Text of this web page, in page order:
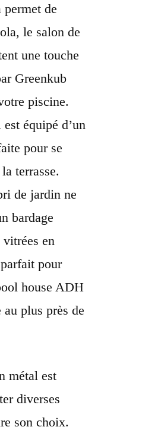
permet de
le salon de
une touche
Greenkub
piscine.
équipé d’un
pour se
terrasse.
de jardin ne
bardage
en
pour
house ADH
au plus près de
métal est
diverses
son choix.